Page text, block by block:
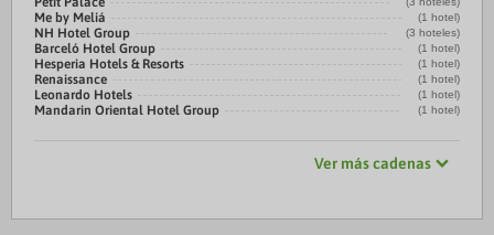
Me by Meliá (1 hotel)
NH Hotel Group (3 hoteles)
Barceló Hotel Group (1 hotel)
Hesperia Hotels & Resorts (1 hotel)
Renaissance (1 hotel)
Leonardo Hotels (1 hotel)
Mandarin Oriental Hotel Group (1 hotel)
Ver más cadenas